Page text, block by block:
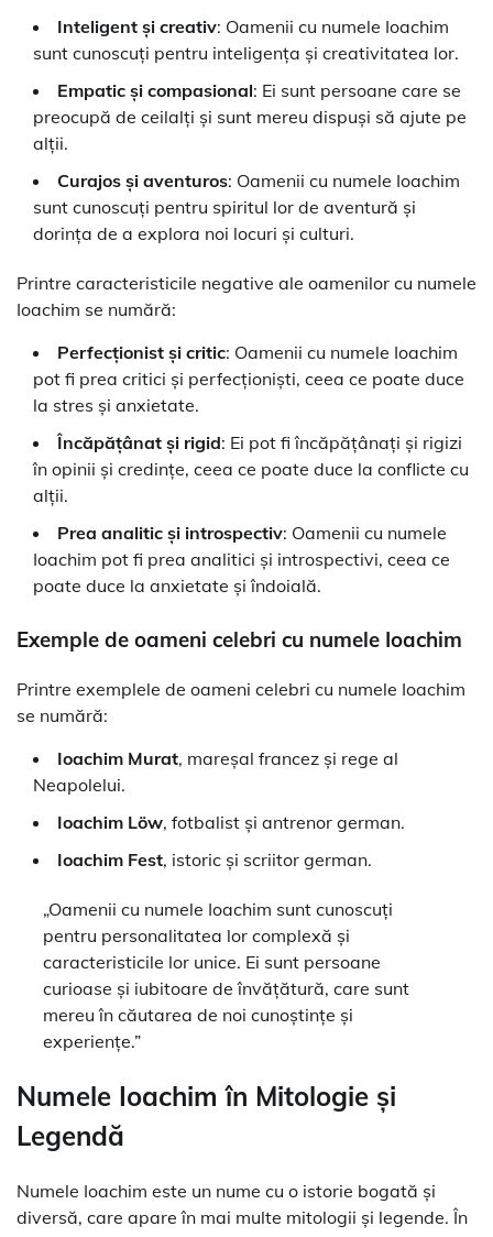
Inteligent și creativ: Oamenii cu numele Ioachim
sunt cunoscuți pentru inteligența și creativitatea lor.
Empatic și compasional: Ei sunt persoane care se
preocupă de ceilalți și sunt mereu dispuși să ajute pe
alții.
Curajos și aventuros: Oamenii cu numele Ioachim
sunt cunoscuți pentru spiritul lor de aventură și
dorința de a explora noi locuri și culturi.
Printre caracteristicile negative ale oamenilor cu numele
Ioachim se numără:
Perfecționist și critic: Oamenii cu numele Ioachim
pot fi prea critici și perfecționiști, ceea ce poate duce
la stres și anxietate.
Încăpățânat și rigid: Ei pot fi încăpățânați și rigizi
în opinii și credințe, ceea ce poate duce la conflicte cu
alții.
Prea analitic și introspectiv: Oamenii cu numele
Ioachim pot fi prea analitici și introspectivi, ceea ce
poate duce la anxietate și îndoială.
Exemple de oameni celebri cu numele Ioachim
Printre exemplele de oameni celebri cu numele Ioachim
se numără:
Ioachim Murat, mareșal francez și rege al
Neapolelui.
Ioachim Löw, fotbalist și antrenor german.
Ioachim Fest, istoric și scriitor german.
„Oamenii cu numele Ioachim sunt cunoscuți
pentru personalitatea lor complexă și
caracteristicile lor unice. Ei sunt persoane
curioase și iubitoare de învățătură, care sunt
mereu în căutarea de noi cunoștințe și
experiențe.”
Numele Ioachim în Mitologie și
Legendă
Numele Ioachim este un nume cu o istorie bogată și
diversă, care apare în mai multe mitologii și legende. În